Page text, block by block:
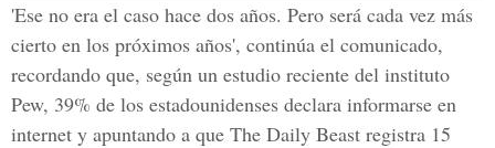
'Ese no era el caso hace dos años. Pero será cada vez más
cierto en los próximos años', continúa el comunicado,
recordando que, según un estudio reciente del instituto
Pew, 39% de los estadounidenses declara informarse en
internet y apuntando a que The Daily Beast registra 15